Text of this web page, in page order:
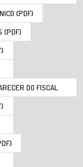
(PDF)
(PDF)
DO FISCAL